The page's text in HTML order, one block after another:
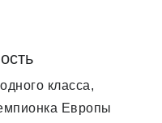
класса,
Европы